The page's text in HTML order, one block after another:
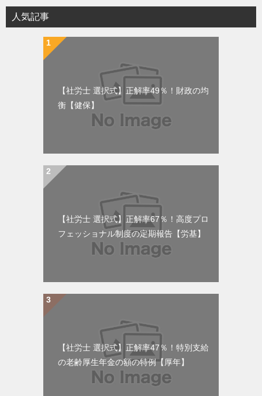
人気記事
【社労士 選択式】正解率49％！財政の均
衡【健保】
【社労士 選択式】正解率67％！高度プロ
フェッショナル制度の定期報告【労基】
【社労士 選択式】正解率47％！特別支給
の老齢厚生年金の額の特例【厚年】